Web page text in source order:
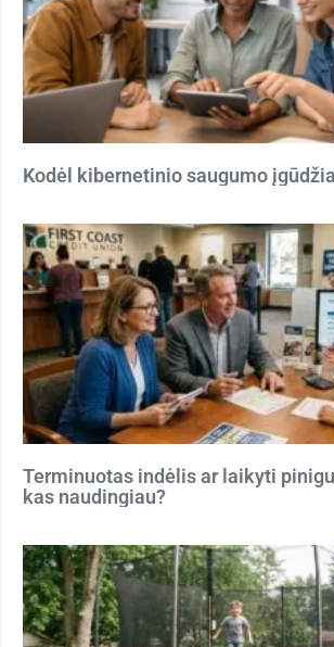
Kodėl kibernetinio saugumo
Terminuotas indėlis ar laikyti
kas naudingiau?